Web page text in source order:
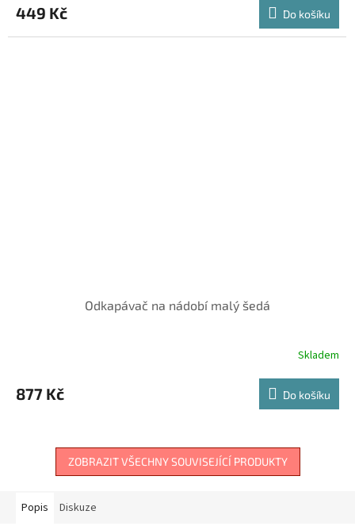
449 Kč Do košíku
Odkapávač na nádobí malý šedá
Skladem
877 Kč Do košíku
ZOBRAZIT VŠECHNY SOUVISEJÍCÍ PRODUKTY
Popis Diskuze